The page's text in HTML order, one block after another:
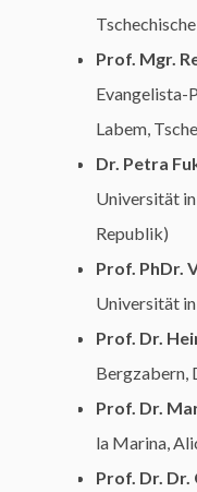
Prof. Mgr.
Evangelista-
Labem,
Dr. Petra
Universität
Republik)
Prof. PhDr.
Universität
Prof. Dr.
Bergzabern,
Prof. Dr.
la Marina,
Prof. Dr. Dr.